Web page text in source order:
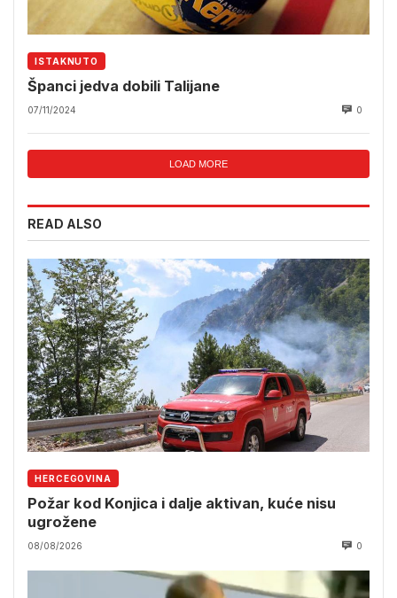
ISTAKNUTO
Španci jedva dobili Talijane
07/11/2024 0
LOAD MORE
READ ALSO
HERCEGOVINA
Požar kod Konjica i dalje aktivan, kuće nisu
ugrožene
08/08/2026 0